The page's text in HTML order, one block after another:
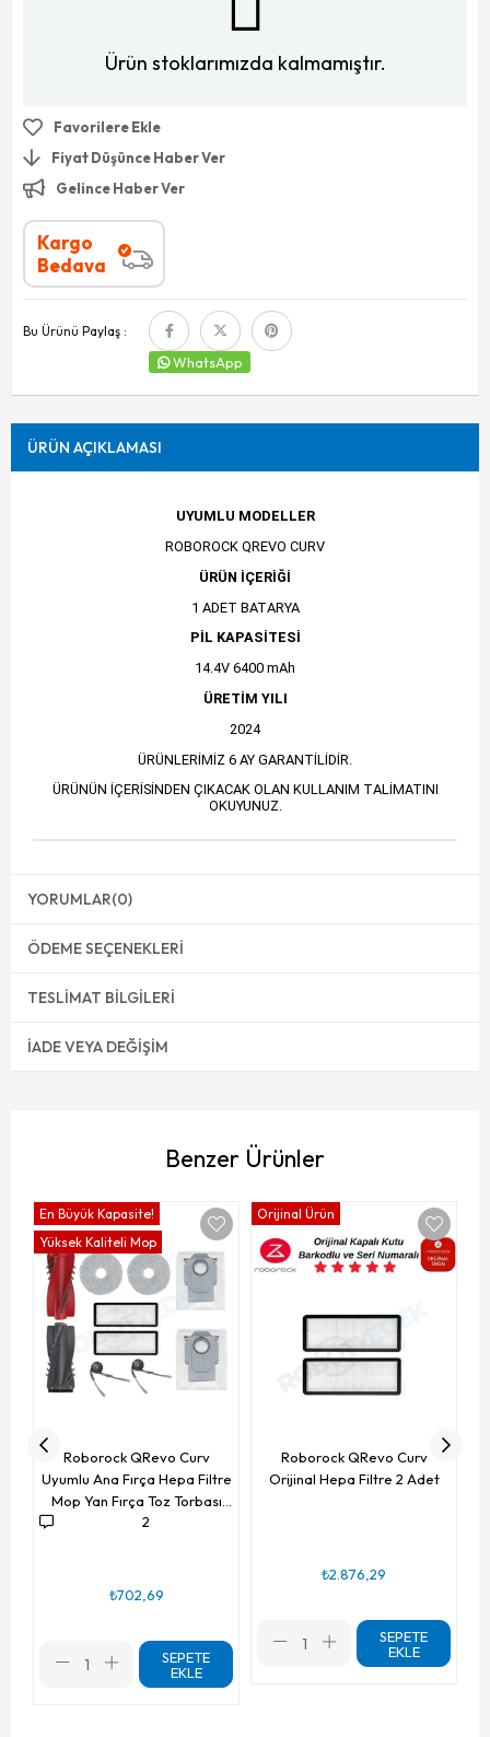
Ürün stoklarımızda kalmamıştır.
Favorilere Ekle
Fiyat Düşünce Haber Ver
Gelince Haber Ver
Kargo
Bedava
Bu Ürünü Paylaş :
WhatsApp
ÜRÜN AÇIKLAMASI
UYUMLU MODELLER
ROBOROCK QREVO CURV
ÜRÜN İÇERİĞİ
1 ADET BATARYA
PİL KAPASİTESİ
14.4V 6400 mAh
ÜRETİM YILI
2024
ÜRÜNLERİMİZ 6 AY GARANTİLİDİR.
ÜRÜNÜN İÇERİSİNDEN ÇIKACAK OLAN KULLANIM TALİMATINI
OKUYUNUZ.
YORUMLAR(0)
ÖDEME SEÇENEKLERI
TESLIMAT BILGILERI
İADE VEYA DEĞIŞIM
Benzer Ürünler
Roborock QRevo Curv
Uyumlu Ana Fırça Hepa Filtre
Mop Yan Fırça Toz Torbası
Seti 10 Parça
2
₺702,69
SEPETE
EKLE
En Büyük Kapasite!
Yüksek Kaliteli Mop
Roborock QRevo Curv
Orijinal Hepa Filtre 2 Adet
₺2.876,29
SEPETE
EKLE
Orijinal Ürün